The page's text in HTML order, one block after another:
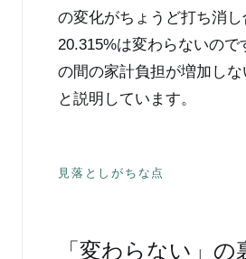
の変化がちょうど打ち消
20.315%は変わらないので
の間の家計負担が増加しな
と説明しています。
見落としがちな点
「変わらない」の